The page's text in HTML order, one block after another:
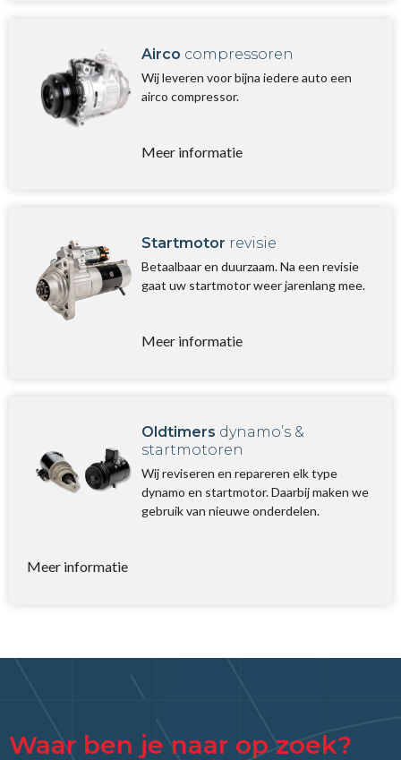
Airco compressoren
Wij leveren voor bijna iedere auto een
airco compressor.
Meer informatie
Startmotor revisie
Betaalbaar en duurzaam. Na een revisie
gaat uw startmotor weer jarenlang mee.
Meer informatie
Oldtimers dynamo’s &
startmotoren
Wij reviseren en repareren elk type
dynamo en startmotor. Daarbij maken we
gebruik van nieuwe onderdelen.
Meer informatie
Waar ben je naar op zoek?